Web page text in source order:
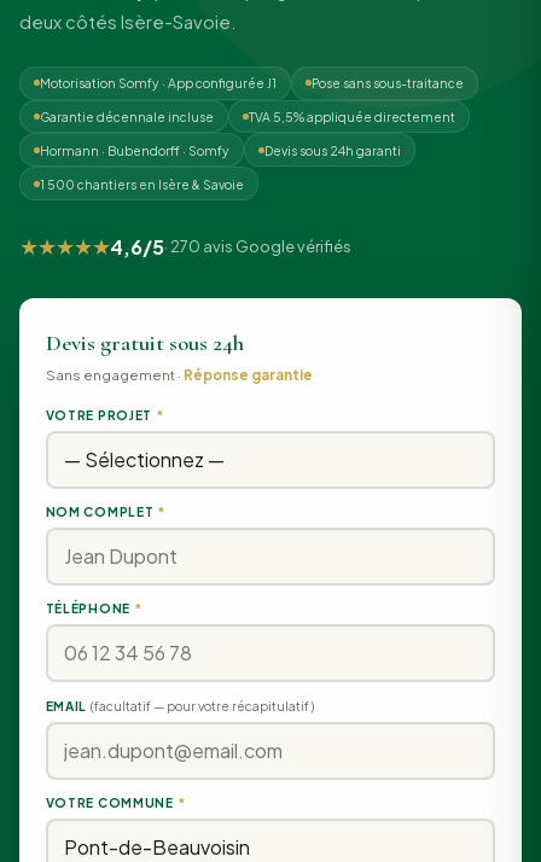
deux côtés Isère-Savoie.
Motorisation Somfy · App configurée J1 Pose sans sous-traitance
Garantie décennale incluse TVA 5,5% appliquée directement
Hormann · Bubendorff · Somfy Devis sous 24h garanti
1 500 chantiers en Isère & Savoie
★★★★★4,6/5· 270 avis Google vérifiés
Devis gratuit sous 24h
Sans engagement · Réponse garantie
VOTRE PROJET *
NOM COMPLET *
TÉLÉPHONE *
EMAIL (facultatif — pour votre récapitulatif)
VOTRE COMMUNE *